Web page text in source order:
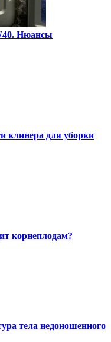
Нюансы
клинера для уборки
корнеплодам?
тела недоношенного